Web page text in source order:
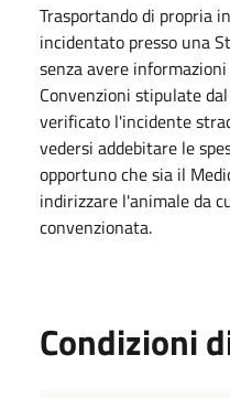
Trasportando di propria
incidentato presso una
senza avere
Convenzioni stipulate
verificato l'incidente
vedersi addebitare le
opportuno che sia il
indirizzare l'animale da
convenzionata.
Condizioni